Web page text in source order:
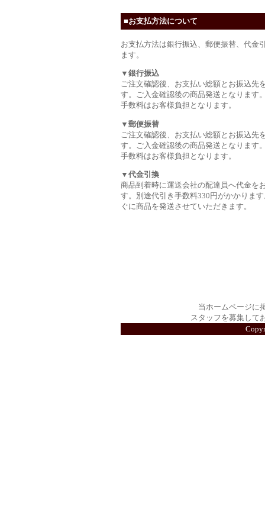
■お支払方法について
お支払方法は銀行振込、郵便振替、代金
ます。
▼銀行振込
ご注文確認後、お支払い総額とお振込先
す。ご入金確認後の商品発送となります
手数料はお客様負担となります。
▼郵便振替
ご注文確認後、お支払い総額とお振込先
す。ご入金確認後の商品発送となります
手数料はお客様負担となります。
▼代金引換
商品到着時に運送会社の配達員へ代金を
す。別途代引き手数料330円がかかりま
ぐに商品を発送させていただきます。
当ホームページに
スタッフを募集して